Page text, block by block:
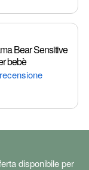
Bear Sensitive
bebè
disponibile per